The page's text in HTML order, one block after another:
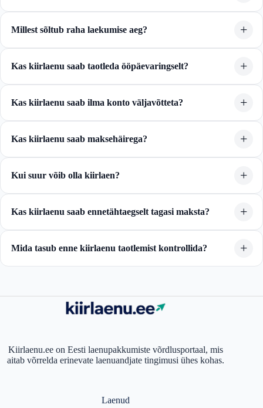
Millest sõltub raha laekumise aeg?
Kas kiirlaenu saab taotleda ööpäevaringselt?
Kas kiirlaenu saab ilma konto väljavõtteta?
Kas kiirlaenu saab maksehäirega?
Kui suur võib olla kiirlaen?
Kas kiirlaenu saab ennetähtaegselt tagasi maksta?
Mida tasub enne kiirlaenu taotlemist kontrollida?
Kiirlaenu.ee on Eesti laenupakkumiste võrdlusportaal, mis
aitab võrrelda erinevate laenuandjate tingimusi ühes kohas.
Laenud